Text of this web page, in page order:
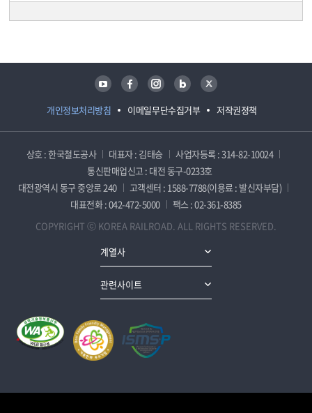
개인정보처리방침 이메일무단수집거부 저작권정책
유튜브 페이스북 인스타그램 블로그 트위터
상호 : 한국철도공사 대표자 : 김태승
사업자등록 : 314-82-10024
통신판매업신고 : 대전 동구-0233호
대전광역시 동구 중앙로 240
고객센터 : 1588-7788(이용료 : 발신자부담)
대표전화 : 042-472-5000
팩스 : 02-361-8385
COPYRIGHT ⓒ KOREA RAILROAD. ALL RIGHTS RESERVED.
계열사
관련사이트